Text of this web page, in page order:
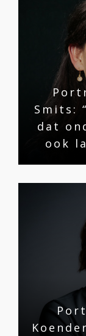
Smits:
dat
ook